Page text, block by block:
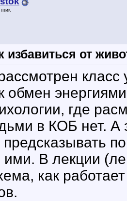
избавиться от
класс
обмен
где
в КОБ нет. А
предсказывать
ими. В лекции
как